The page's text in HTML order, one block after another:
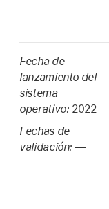
Fecha de
lanzamiento del
sistema
operativo: 2022
Fechas de
validación: —